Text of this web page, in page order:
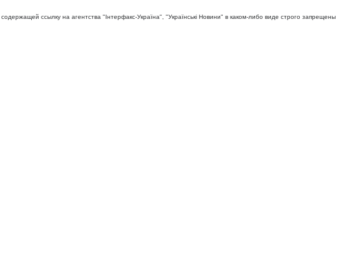
ссылку на агентства "Iнтерфакс-Україна", "Українськi Новини" в каком-либо виде строго запрещены